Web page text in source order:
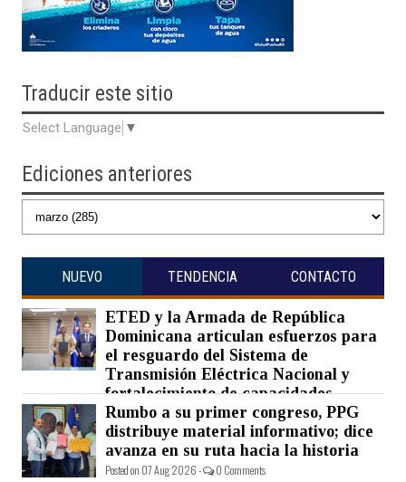
Traducir este sitio
Select Language ▼
Ediciones anteriores
NUEVO TENDENCIA CONTACTO
ETED y la Armada de República
Dominicana articulan esfuerzos para
el resguardo del Sistema de
Transmisión Eléctrica Nacional y
fortalecimiento de capacidades.
Posted on 07 Aug 2026 - 0 Comments
Rumbo a su primer congreso, PPG
distribuye material informativo; dice
avanza en su ruta hacia la historia
Posted on 07 Aug 2026 - 0 Comments